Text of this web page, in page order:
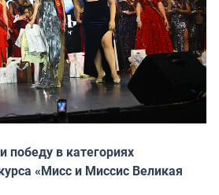
победу в категориях
«Мисс и Миссис Великая